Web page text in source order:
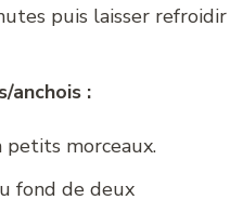
puis laisser refroidir
:
morceaux.
fond de deux